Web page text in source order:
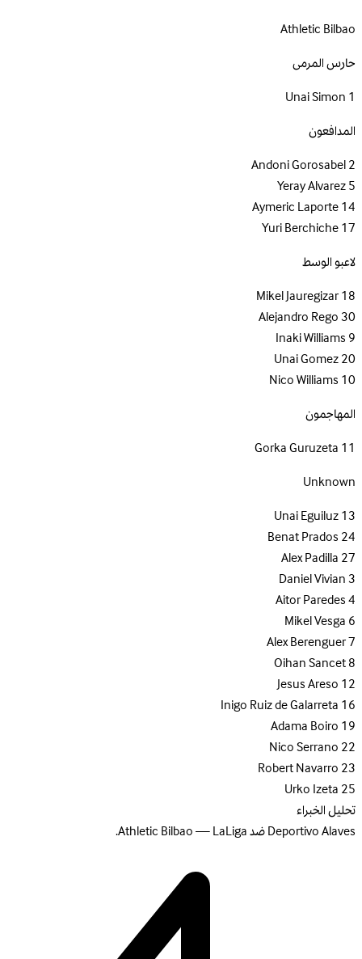
Athletic Bilbao
حارس المرمى
1
Unai Simon
المدافعون
2
Andoni Gorosabel
5
Yeray Alvarez
14
Aymeric Laporte
17
Yuri Berchiche
لاعبو الوسط
18
Mikel Jauregizar
30
Alejandro Rego
9
Inaki Williams
20
Unai Gomez
10
Nico Williams
المهاجمون
11
Gorka Guruzeta
Unknown
13
Unai Eguiluz
24
Benat Prados
27
Alex Padilla
3
Daniel Vivian
4
Aitor Paredes
6
Mikel Vesga
7
Alex Berenguer
8
Oihan Sancet
12
Jesus Areso
16
Inigo Ruiz de Galarreta
19
Adama Boiro
22
Nico Serrano
23
Robert Navarro
25
Urko Izeta
تحليل الخبراء
Deportivo Alaves ضد Athletic Bilbao — LaLiga.